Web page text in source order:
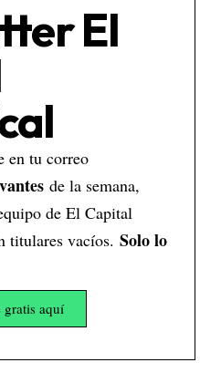
El
en tu correo
de la semana,
de El Capital
vacíos. Solo lo
gratis aquí